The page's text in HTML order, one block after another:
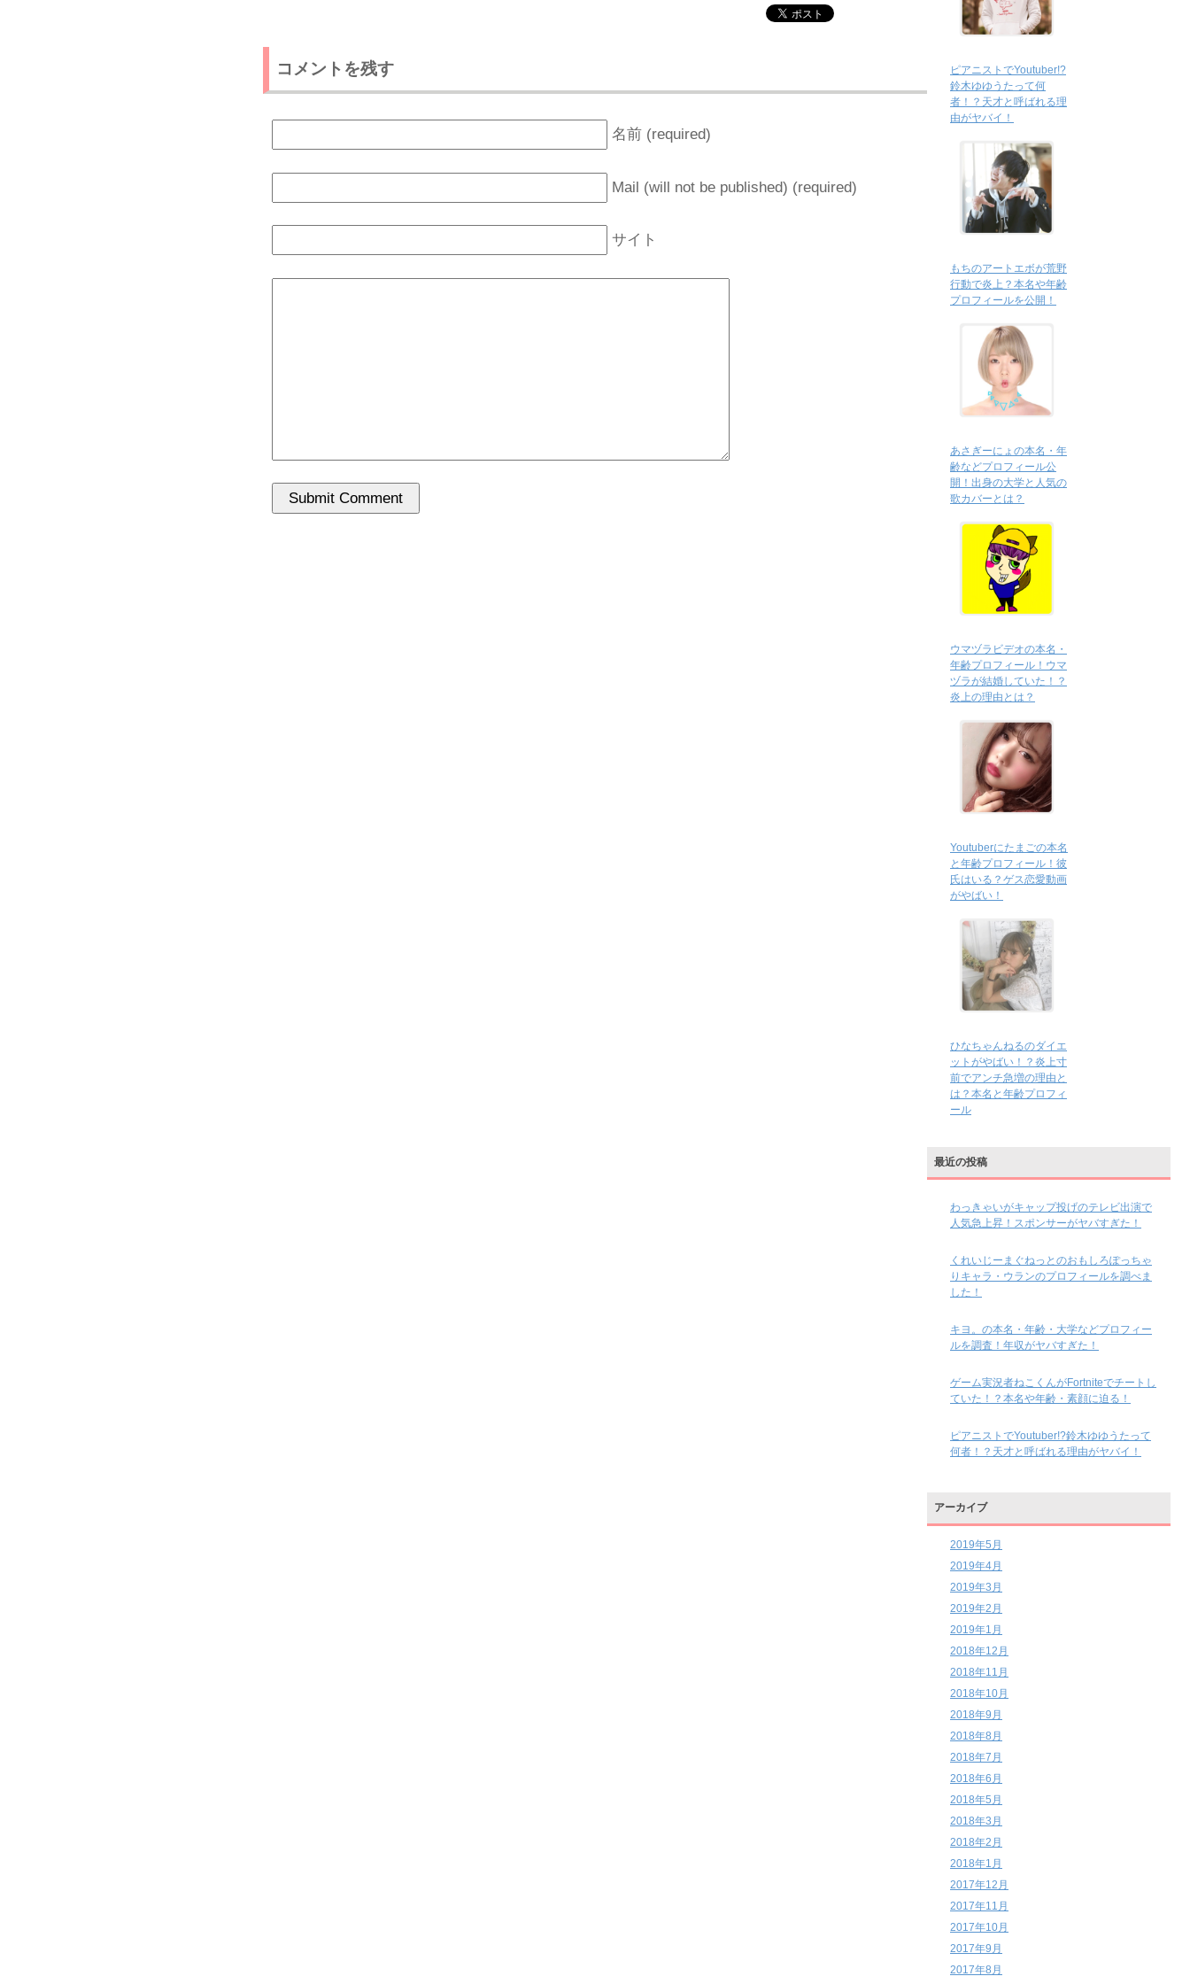
コメントを残す
名前 (required)
Mail (will not be published) (required)
サイト
ピアニストでYoutuber!?
鈴木ゆゆうたって何
者！？天才と呼ばれる理
由がヤバイ！
もちのアートエボが荒野
行動で炎上？本名や年齢
プロフィールを公開！
あさぎーにょの本名・年
齢などプロフィール公
開！出身の大学と人気の
歌カバーとは？
ウマヅラビデオの本名・
年齢プロフィール！ウマ
ヅラが結婚していた！？
炎上の理由とは？
Youtuberにたまごの本名
と年齢プロフィール！彼
氏はいる？ゲス恋愛動画
がやばい！
ひなちゃんねるのダイエ
ットがやばい！？炎上寸
前でアンチ急増の理由と
は？本名と年齢プロフィ
ール
最近の投稿
わっきゃいがキャップ投げのテレビ出演で
人気急上昇！スポンサーがヤバすぎた！
くれいじーまぐねっとのおもしろぽっちゃ
りキャラ・ウランのプロフィールを調べま
した！
キヨ。の本名・年齢・大学などプロフィー
ルを調査！年収がヤバすぎた！
ゲーム実況者ねこくんがFortniteでチートし
ていた！？本名や年齢・素顔に迫る！
ピアニストでYoutuber!?鈴木ゆゆうたって
何者！？天才と呼ばれる理由がヤバイ！
アーカイブ
2019年5月
2019年4月
2019年3月
2019年2月
2019年1月
2018年12月
2018年11月
2018年10月
2018年9月
2018年8月
2018年7月
2018年6月
2018年5月
2018年3月
2018年2月
2018年1月
2017年12月
2017年11月
2017年10月
2017年9月
2017年8月